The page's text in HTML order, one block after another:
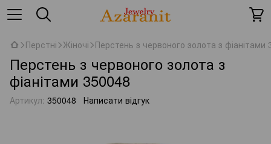
Перстні Жіночі Перстень з червоного золота з фіанітами
Перстень з червоного золота з
фіанітами 350048
Артикул: 350048 Написати відгук